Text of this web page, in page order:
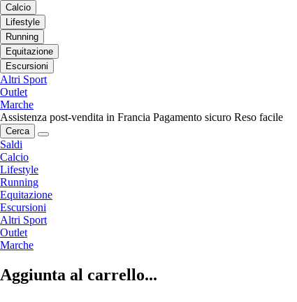
Calcio
Lifestyle
Running
Equitazione
Escursioni
Altri Sport
Outlet
Marche
Assistenza post-vendita in Francia Pagamento sicuro Reso facile
Cerca
Saldi
Calcio
Lifestyle
Running
Equitazione
Escursioni
Altri Sport
Outlet
Marche
Aggiunta al carrello...